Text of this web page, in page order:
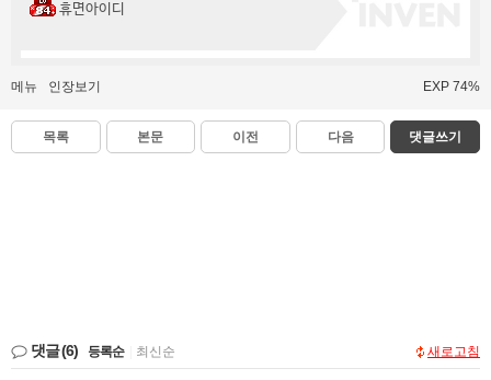
휴면아이디
메뉴 인장보기 EXP 74%
목록 본문 이전 다음 댓글쓰기
댓글(6) 등록순 최신순 새로고침